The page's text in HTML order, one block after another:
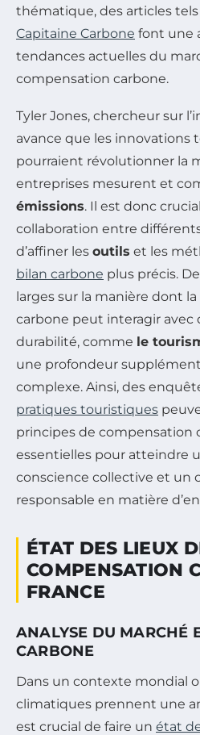
thématique, des articles
Capitaine Carbone font une
tendances actuelles du
compensation carbone.
Tyler Jones, chercheur sur
avance que les innovations
pourraient révolutionner la
entreprises mesurent et
émissions. Il est donc
collaboration entre
d’affiner les outils et les
bilan carbone plus précis.
larges sur la manière dont
carbone peut interagir avec
durabilité, comme le
une profondeur
complexe. Ainsi, des
pratiques touristiques
principes de compensation
essentielles pour atteindre
conscience collective et un
responsable en matière
ÉTAT DES LIEUX
COMPENSATION
FRANCE
ANALYSE DU MARCHÉ
CARBONE
Dans un contexte mondial
climatiques prennent une
est crucial de faire un état